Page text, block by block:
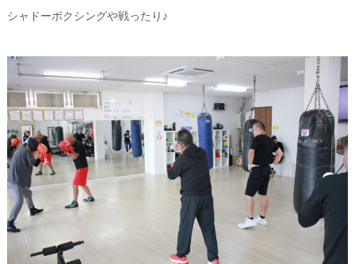
シャドーボクシングや戦ったり♪